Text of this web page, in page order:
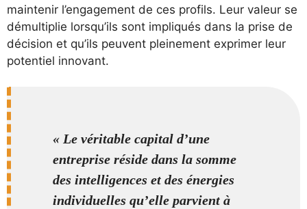
maintenir l’engagement de ces profils. Leur valeur se
démultiplie lorsqu’ils sont impliqués dans la prise de
décision et qu’ils peuvent pleinement exprimer leur
potentiel innovant.
« Le véritable capital d’une
entreprise réside dans la somme
des intelligences et des énergies
individuelles qu’elle parvient à